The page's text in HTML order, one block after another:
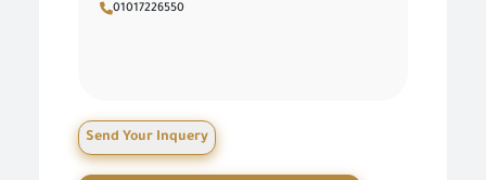
01017226550
Send Your Inquery